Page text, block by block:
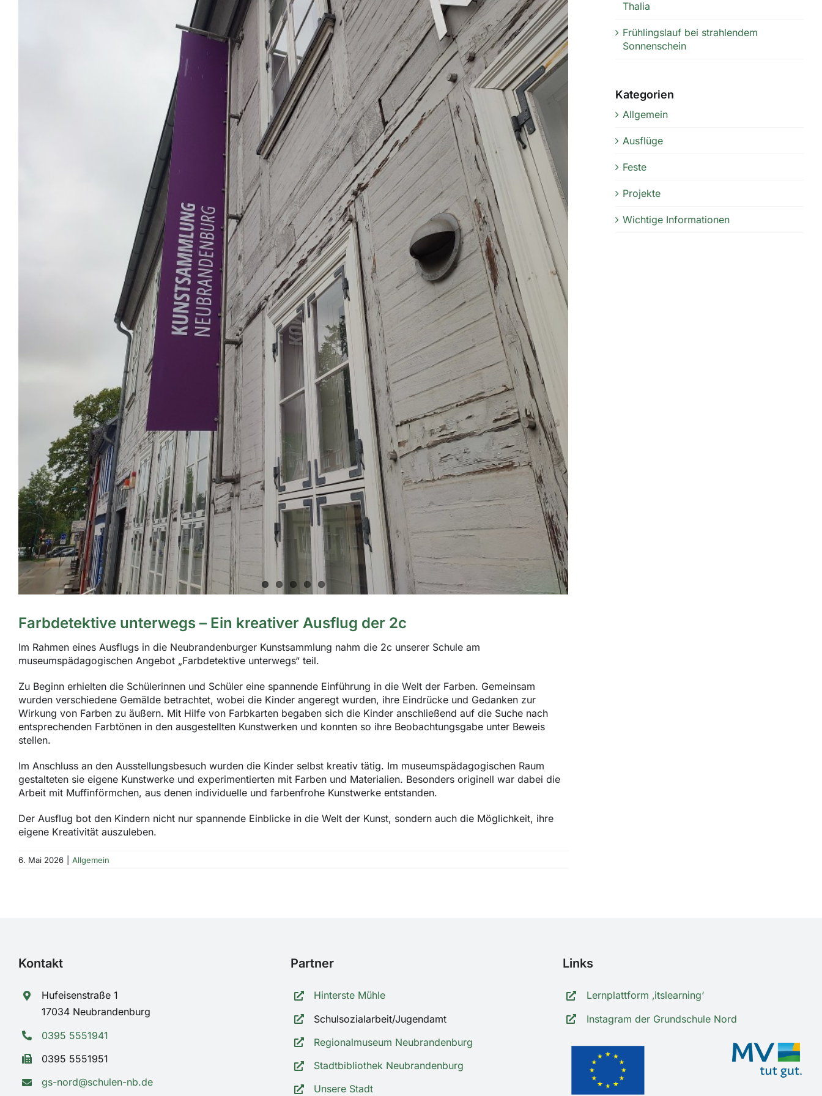
Farbdetektive unterwegs – Ein kreativer Ausflug der 2c
Im Rahmen eines Ausflugs in die Neubrandenburger Kunstsammlung nahm die 2c unserer Schule am
museumspädagogischen Angebot „Farbdetektive unterwegs“ teil.
Zu Beginn erhielten die Schülerinnen und Schüler eine spannende Einführung in die Welt der Farben. Gemeinsam
wurden verschiedene Gemälde betrachtet, wobei die Kinder angeregt wurden, ihre Eindrücke und Gedanken zur
Wirkung von Farben zu äußern. Mit Hilfe von Farbkarten begaben sich die Kinder anschließend auf die Suche nach
entsprechenden Farbtönen in den ausgestellten Kunstwerken und konnten so ihre Beobachtungsgabe unter Beweis
stellen.
Im Anschluss an den Ausstellungsbesuch wurden die Kinder selbst kreativ tätig. Im museumspädagogischen Raum
gestalteten sie eigene Kunstwerke und experimentierten mit Farben und Materialien. Besonders originell war dabei die
Arbeit mit Muffinförmchen, aus denen individuelle und farbenfrohe Kunstwerke entstanden.
Der Ausflug bot den Kindern nicht nur spannende Einblicke in die Welt der Kunst, sondern auch die Möglichkeit, ihre
eigene Kreativität auszuleben.
6. Mai 2026 Allgemein
Thalia
Frühlingslauf bei strahlendem
Sonnenschein
Kategorien
Allgemein
Ausflüge
Feste
Projekte
Wichtige Informationen
Kontakt
Hufeisenstraße 1
17034 Neubrandenburg
0395 5551941
0395 5551951
gs-nord@schulen-nb.de
Partner
Hinterste Mühle
Schulsozialarbeit/Jugendamt
Regionalmuseum Neubrandenburg
Stadtbibliothek Neubrandenburg
Unsere Stadt
Links
Lernplattform ‚itslearning‘
Instagram der Grundschule Nord